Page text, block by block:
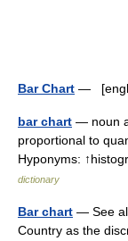
Bar Chart —
bar chart — noun
proportional to
Hyponyms:
dictionary
Bar chart — See
Country as the